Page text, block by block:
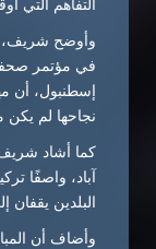
وأوضح شريف،
في مؤتمر
إسطنبول، أن
نجاحها لم يكن
كما أشاد شريف
آباد، واصفًا
البلدين
وأضاف أن